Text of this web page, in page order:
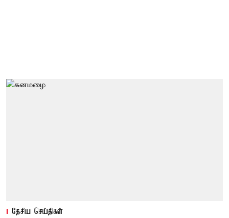
தேசிய செய்திகள்